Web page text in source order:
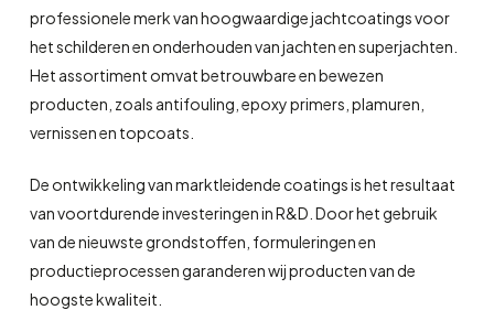
professionele merk van hoogwaardige jachtcoatings voor
het schilderen en onderhouden van jachten en superjachten.
Het assortiment omvat betrouwbare en bewezen
producten, zoals antifouling, epoxy primers, plamuren,
vernissen en topcoats.
De ontwikkeling van marktleidende coatings is het resultaat
van voortdurende investeringen in R&D. Door het gebruik
van de nieuwste grondstoffen, formuleringen en
productieprocessen garanderen wij producten van de
hoogste kwaliteit.